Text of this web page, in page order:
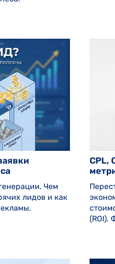
Чем
лидов и как
CPL,
(ROI).